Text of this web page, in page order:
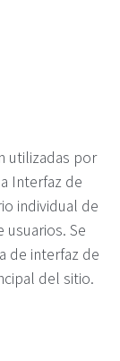
utilizadas por
Interfaz de
individual de
Se
de interfaz de
del sitio.